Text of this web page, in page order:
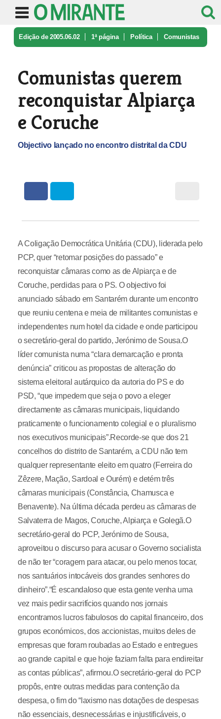
Edição de 2005.06.02 1ª página Política Comunistas
Comunistas querem
reconquistar Alpiarça
e Coruche
Objectivo lançado no encontro distrital da CDU
A Coligação Democrática Unitária (CDU), liderada pelo
PCP, quer “retomar posições do passado” e
reconquistar câmaras como as de Alpiarça e de
Coruche, perdidas para o PS. O objectivo foi
anunciado sábado em Santarém durante um encontro
que reuniu centena e meia de militantes comunistas e
independentes num hotel da cidade e onde participou
o secretário-geral do partido, Jerónimo de Sousa.O
líder comunista numa “clara demarcação e pronta
denúncia” criticou as propostas de alteração do
sistema eleitoral autárquico da autoria do PS e do
PSD, “que impedem que seja o povo a eleger
directamente as câmaras municipais, liquidando
praticamente o funcionamento colegial e o pluralismo
nos executivos municipais”.Recorde-se que dos 21
concelhos do distrito de Santarém, a CDU não tem
qualquer representante eleito em quatro (Ferreira do
Zêzere, Mação, Sardoal e Ourém) e detém três
câmaras municipais (Constância, Chamusca e
Benavente). Na última década perdeu as câmaras de
Salvaterra de Magos, Coruche, Alpiarça e Golegã.O
secretário-geral do PCP, Jerónimo de Sousa,
aproveitou o discurso para acusar o Governo socialista
de não ter “coragem para atacar, ou pelo menos tocar,
nos santuários intocáveis dos grandes senhores do
dinheiro”.“É escandaloso que esta gente venha uma
vez mais pedir sacrifícios quando nos jornais
encontramos lucros fabulosos do capital financeiro, dos
grupos económicos, dos accionistas, muitos deles de
empresas que foram roubadas ao Estado e entregues
ao grande capital e que hoje faziam falta para endireitar
as contas públicas”, afirmou.O secretário-geral do PCP
propôs, entre outras medidas para contenção da
despesa, o fim do “laxismo nas dotações de despesas
não essenciais, desnecessárias e injustificáveis, o